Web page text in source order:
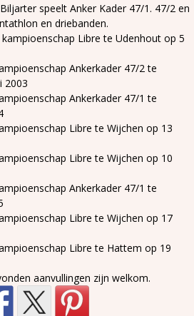
speelt Anker Kader 47/1. 47/2 en
en driebanden.
Libre te Udenhout op 5
Ankerkader 47/2 te
2003
Ankerkader 47/1 te
Libre te Wijchen op 13
Libre te Wijchen op 10
Ankerkader 47/1 te
Libre te Wijchen op 17
Libre te Hattem op 19
aanvullingen zijn welkom.